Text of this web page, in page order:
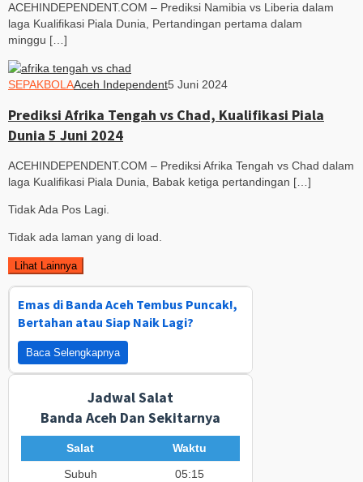
ACEHINDEPENDENT.COM – Prediksi Namibia vs Liberia dalam
laga Kualifikasi Piala Dunia, Pertandingan pertama dalam
minggu […]
SEPAKBOLAAceh Independent5 Juni 2024
Prediksi Afrika Tengah vs Chad, Kualifikasi Piala
Dunia 5 Juni 2024
ACEHINDEPENDENT.COM – Prediksi Afrika Tengah vs Chad dalam
laga Kualifikasi Piala Dunia, Babak ketiga pertandingan […]
Tidak Ada Pos Lagi.
Tidak ada laman yang di load.
Lihat Lainnya
Emas di Banda Aceh Tembus Puncak!,
Bertahan atau Siap Naik Lagi?
Baca Selengkapnya
Jadwal Salat
Banda Aceh Dan Sekitarnya
Salat
Waktu
Subuh
05:15